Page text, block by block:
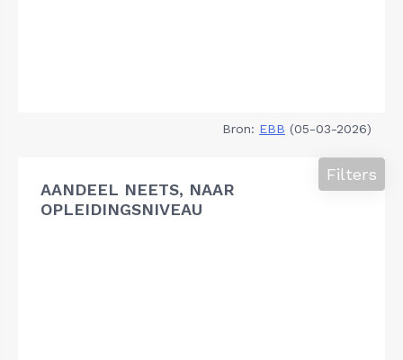
Bron: EBB (05-03-2026)
AANDEEL NEETS, NAAR
OPLEIDINGSNIVEAU
Filters